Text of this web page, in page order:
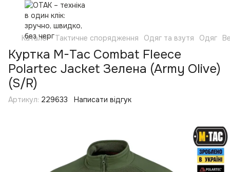
Каталог Тактичне спорядження Одяг та взутя Одяг
Куртка M-Tac Combat Fleece
Polartec Jacket Зелена (Army Olive)
(S/R)
Артикул: 229633 Написати відгук